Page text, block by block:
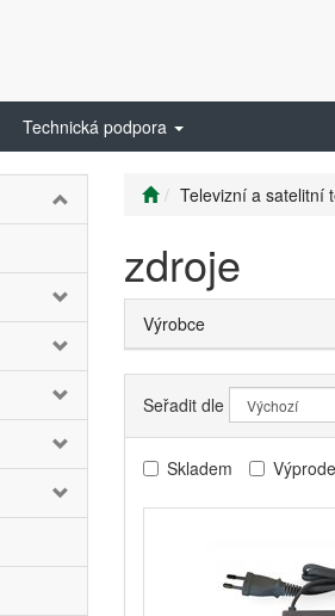
Technická podpora
Televizní a satelitní
zdroje
Výrobce
Seřadit dle
Skladem